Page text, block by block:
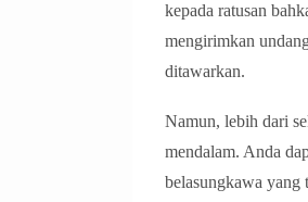
kepada ratusan
mengirimkan
ditawarkan.
Namun, lebih dari
mendalam. Anda
belasungkawa yang